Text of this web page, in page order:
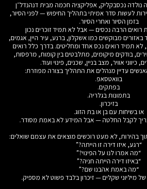
נולדה נכסבקליק, אפליקציה חכמה מבית דנהנדל״ן
לעשות סדר אמיתי בתהליך החיפוש — לפני הסיור,
בזמן הסיור ואחרי הסיור.
רואים הרבה נכסים — אבל לא תמיד זוכרים נכון
מבוקשים כמו אשקלון, ברנע, עיר היין, אגמים,
לא תמיד רואים נכס אחד ומחליטים. בדרך כלל רואים
בודקים מיקומים, מתלבטים בין קומות, מרפסות,
כיווני אוויר, מצב בניין, שכנים, פינוי ועוד.
עדיין מנהלים את התהליך בצורה מפוזרת:
בוואטסאפ.
בפתקים.
בתמונות בגלריה.
בזיכרון.
או בשיחות עם בן או בת הזוג.
לקבל החלטה — אבל המידע לא באמת מסודר.
בהירות, לא מעט רוכשים מוצאים את עצמם שואלים:
“רגע, איזו דירה זו הייתה?”
“מה אמרו לנו על הפינוי?”
“באיזו דירה הייתה חניה?”
“מה באמת אהבנו שם?”
מיליוני שקלים — זיכרון בלבד פשוט לא מספיק.